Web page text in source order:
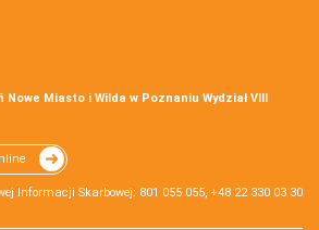
Nowe Miasto i Wilda w Poznaniu Wydział VIII
Informacji Skarbowej: 801 055 055, +48 22 330 03 30